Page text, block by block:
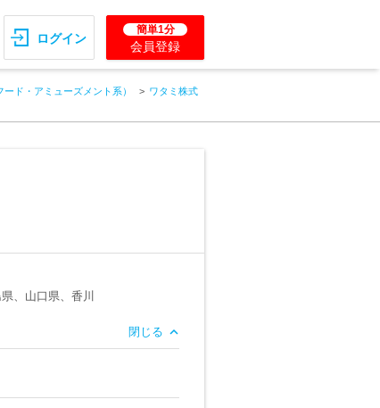
ログイン
簡単1分
会員登録
ド・アミューズメント系）
ワタミ株式
、山口県、香川
閉じる